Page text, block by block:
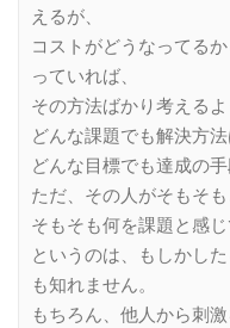
えるが、
コストがどうなってる
っていれば、
その方法ばかり考えるよ
どんな課題でも解決方法
どんな目標でも達成の手
ただ、その人がそもそ
そもそも何を課題と感
というのは、もしかし
も知れません。
もちろん、他人から刺